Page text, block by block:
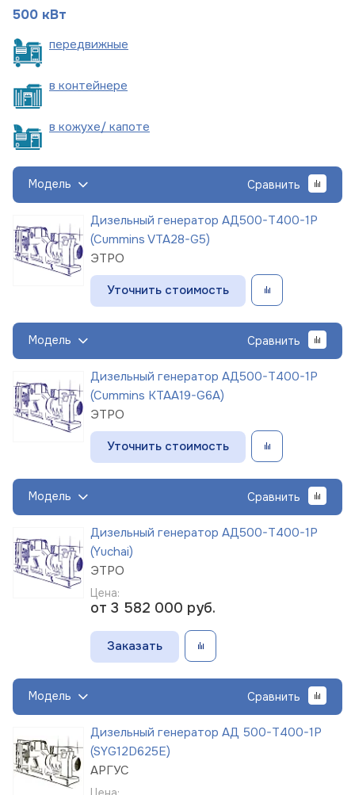
500 кВт
передвижные
в контейнере
в кожухе/ капоте
Модель Сравнить
Дизельный генератор АД500-Т400-1Р
(Cummins VTA28-G5)
ЭТРО
Уточнить стоимость
Модель Сравнить
Дизельный генератор АД500-Т400-1Р
(Cummins KTAA19-G6A)
ЭТРО
Уточнить стоимость
Модель Сравнить
Дизельный генератор АД500-Т400-1Р
(Yuchai)
ЭТРО
Цена:
от 3 582 000 руб.
Заказать
Модель Сравнить
Дизельный генератор АД 500-Т400-1Р
(SYG12D625E)
АРГУС